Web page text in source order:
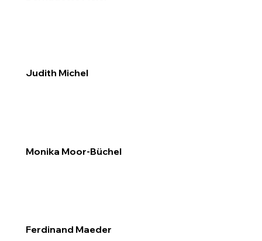
Judith Michel
Monika Moor-Büchel
Ferdinand Maeder